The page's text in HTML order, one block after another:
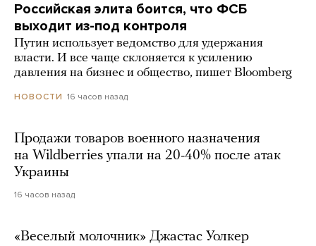
Российская элита боится, что ФСБ
выходит из-под контроля
Путин использует ведомство для удержания
власти. И все чаще склоняется к усилению
давления на бизнес и общество, пишет Bloomberg
НОВОСТИ 16 часов назад
Продажи товаров военного назначения
на Wildberries упали на 20-40% после атак
Украины
16 часов назад
«Веселый молочник» Джастас Уолкер